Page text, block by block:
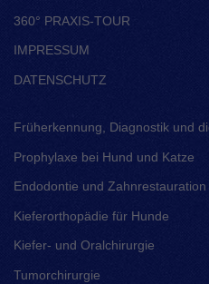
360° PRAXIS-TOUR
IMPRESSUM
DATENSCHUTZ
Früherkennung, Diagnostik und
Prophylaxe bei Hund und Katze
Endodontie und Zahnrestauration
Kieferorthopädie für Hunde
Kiefer- und Oralchirurgie
Tumorchirurgie